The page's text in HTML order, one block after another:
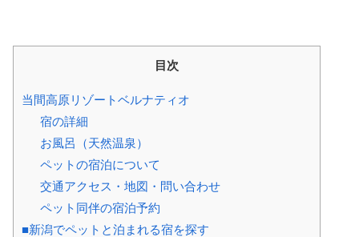
目次
当間高原リゾートベルナティオ
宿の詳細
お風呂（天然温泉）
ペットの宿泊について
交通アクセス・地図・問い合わせ
ペット同伴の宿泊予約
■新潟でペットと泊まれる宿を探す